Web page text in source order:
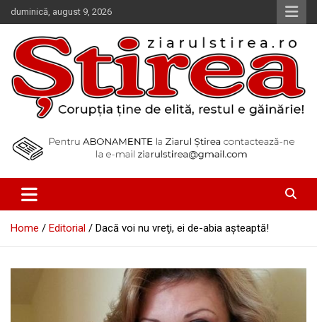
Skip
to
content
duminică, august 9, 2026
Ziarul Știrea
Home Editorial Dacă voi nu vreţi, ei de-abia aşteaptă!